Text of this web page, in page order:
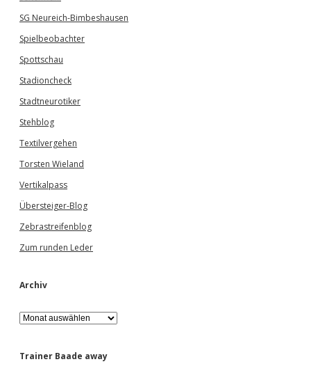
SG Neureich-Bimbeshausen
Spielbeobachter
Spottschau
Stadioncheck
Stadtneurotiker
Stehblog
Textilvergehen
Torsten Wieland
Vertikalpass
Übersteiger-Blog
Zebrastreifenblog
Zum runden Leder
Archiv
A
r
h
Trainer Baade away